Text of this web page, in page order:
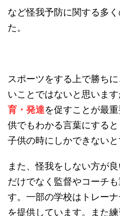
など怪我予防に関する多
た。
スポーツをする上で勝ち
いことではないと思いま
育・発達を促すことが最
供でもわかる言葉にすると
子供の時にしかできないと
また、怪我をしない方が
だけでなく監督やコーチ
す。一部の学校はトレー
を提供しています。また